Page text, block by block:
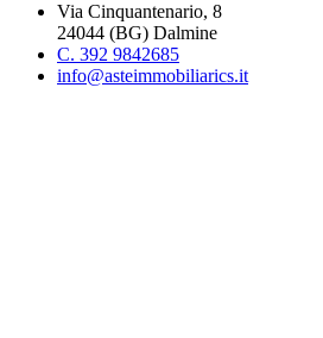
Via Cinquantenario, 8
24044 (BG) Dalmine
C. 392 9842685
info@asteimmobiliarics.it